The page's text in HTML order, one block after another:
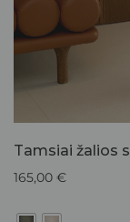
Tamsiai žalios
165,00 €